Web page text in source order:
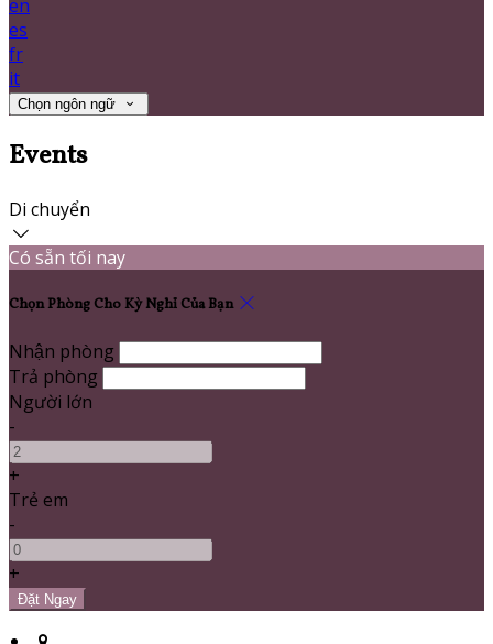
en
es
fr
it
Chọn ngôn ngữ
Events
Di chuyển
Có sẵn tối nay
Chọn Phòng Cho Kỳ Nghỉ Của Bạn
Nhận phòng
Trả phòng
Người lớn
-
+
Trẻ em
-
+